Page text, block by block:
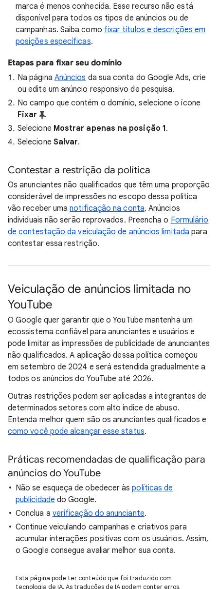
marca é menos conhecida. Esse recurso não está
disponível para todos os tipos de anúncios ou de
campanhas. Saiba como fixar títulos e descrições em
posições específicas.
Etapas para fixar seu domínio
Na página Anúncios da sua conta do Google Ads, crie
ou edite um anúncio responsivo de pesquisa.
No campo que contém o domínio, selecione o ícone
Fixar
.
Selecione Mostrar apenas na posição 1.
Selecione Salvar.
Contestar a restrição da política
Os anunciantes não qualificados que têm uma proporção
considerável de impressões no escopo dessa política
vão receber umanotificação na conta. Anúncios
individuais não serão reprovados. Preencha o Formulário
de contestação da veiculação de anúncios limitada para
contestar essa restrição.
Veiculação de anúncios limitada no
YouTube
O Google quer garantir que o YouTube mantenha um
ecossistema confiável para anunciantes e usuários e
pode limitar as impressões de publicidade de anunciantes
não qualificados. A aplicação dessa política começou
em setembro de 2024 e será estendida gradualmente a
todos os anúncios do YouTube até 2026.
Outras restrições podem ser aplicadas a integrantes de
determinados setores com alto índice de abuso.
Entenda melhor quem são os anunciantes qualificados e
como você pode alcançar esse status.
Práticas recomendadas de qualificação para
anúncios do YouTube
Não se esqueça de obedecer àspolíticas de
publicidade do Google.
Conclua a verificação do anunciante.
Continue veiculando campanhas e criativos para
acumular interações positivas com os usuários. Assim,
o Google consegue avaliar melhor sua conta.
Esta página pode ter conteúdo que foi traduzido com
tecnologia de IA. As traduções de IA podem conter erros.